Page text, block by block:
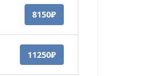
8150₽
11250₽